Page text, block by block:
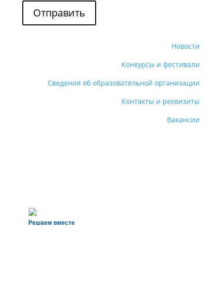
Отправить
Новости
Конкурсы и фестивали
Сведения об образовательной организации
Контакты и реквизиты
Вакансии
Решаем вместе